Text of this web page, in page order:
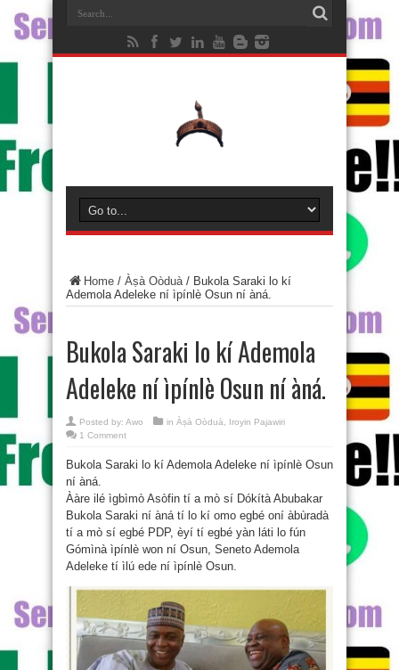
Home / Àṣà Oòduà/ Bukola Saraki lo kí
Ademola Adeleke ní ìpínlè Osun ní àná.
Bukola Saraki lo kí Ademola
Adeleke ní ìpínlè Osun ní àná.
Posted by: Awo in Àṣà Oòduà
Iroyin Pajawiri
1 Comment
Bukola Saraki lo kí Ademola Adeleke ní ìpínlè Osun
ní àná.
Ààre ilé ìgbìmò Asòfin tí a mò sí Dókítà Abubakar
Bukola Saraki ní àná tí lo kí omo egbé oní àbùradà
tí a mò sí egbé PDP, èyí tí egbé yàn láti lo fún
Gómìnà ìpínlè won ní Osun, Seneto Ademola
Adeleke tí ìlú ede ní ìpínlè Osun.